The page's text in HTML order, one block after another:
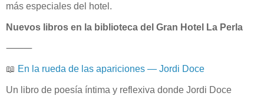
más especiales del hotel.
Nuevos libros en la biblioteca del Gran Hotel La Perla
⸻
📖 En la rueda de las apariciones — Jordi Doce
Un libro de poesía íntima y reflexiva donde Jordi Doce